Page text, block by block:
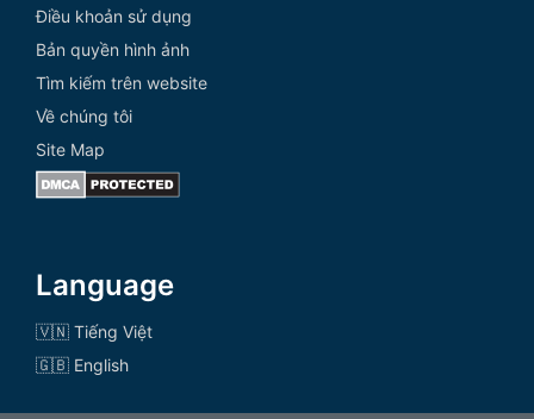
Điều khoản sử dụng
Bản quyền hình ảnh
Tìm kiếm trên website
Về chúng tôi
Site Map
Language
🇻🇳 Tiếng Việt
🇬🇧 English